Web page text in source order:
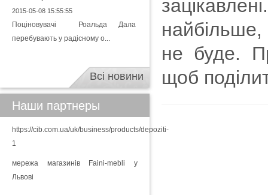
не буде.
щоб
2015-05-08 15:55:55
Поціновувачі Роальда Дала
перебувають у радісному о...
Всі новини
Наши партнеры
https://cib.com.ua/uk/business/products/depoziti-
1
мережа магазинів Faini-mebli у
Львові